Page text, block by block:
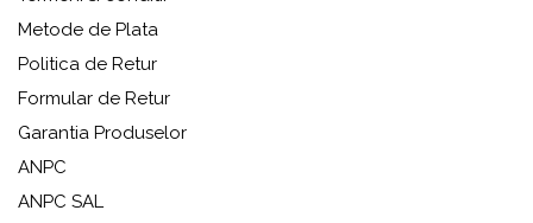
Metode de Plata
Politica de Retur
Formular de Retur
Garantia Produselor
ANPC
ANPC SAL